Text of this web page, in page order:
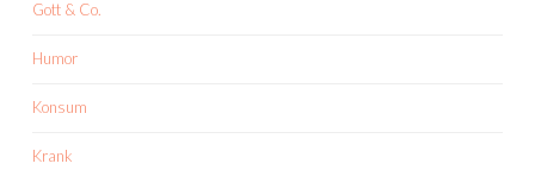
Gott & Co.
Humor
Konsum
Krank